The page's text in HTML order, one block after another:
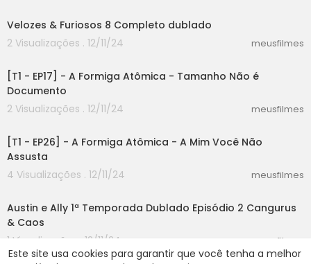
Este site usa cookies para garantir que você tenha a melhor
Velozes & Furiosos 8 Completo dublado
2 Visualizações . 12/11/24
meusfilmes
[T1 - EP17] - A Formiga Atômica - Tamanho Não é
Documento
2 Visualizações . 12/11/24
meusfilmes
[T1 - EP26] - A Formiga Atômica - A Mim Você Não
Assusta
4 Visualizações . 12/11/24
meusfilmes
Austin e Ally 1ª Temporada Dublado Episódio 2 Cangurus
& Caos
1 Visualizações . 12/11/24
meusfilmes